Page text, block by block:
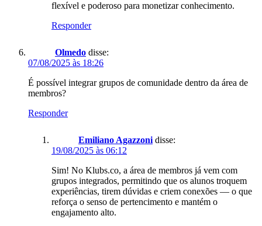
flexível e poderoso para monetizar conhecimento.
Responder
Olmedo disse:
07/08/2025 às 18:26
É possível integrar grupos de comunidade dentro da área de
membros?
Responder
Emiliano Agazzoni disse:
19/08/2025 às 06:12
Sim! No Klubs.co, a área de membros já vem com
grupos integrados, permitindo que os alunos troquem
experiências, tirem dúvidas e criem conexões — o que
reforça o senso de pertencimento e mantém o
engajamento alto.